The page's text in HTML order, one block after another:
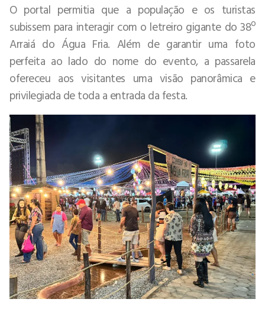
O portal permitia que a população e os turistas
subissem para interagir com o letreiro gigante do 38º
Arraiá do Água Fria. Além de garantir uma foto
perfeita ao lado do nome do evento, a passarela
ofereceu aos visitantes uma visão panorâmica e
privilegiada de toda a entrada da festa.